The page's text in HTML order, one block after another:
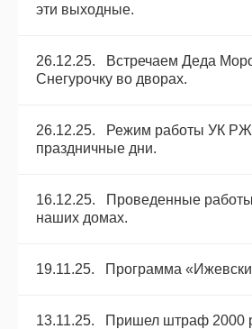
эти выходные.
26.12.25. Встречаем Деда
Снегурочку во дворах.
26.12.25. Режим работы УК
праздничные дни.
16.12.25. Проведенные
наших домах.
19.11.25. Программа
13.11.25. Пришел штраф 2000